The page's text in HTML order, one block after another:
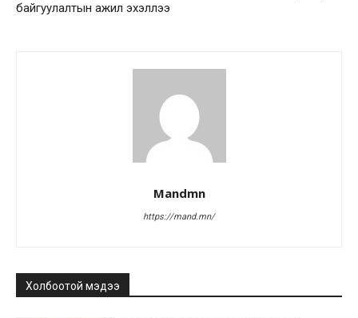
байгуулалтын ажил эхэллээ
Mandmn
https://mand.mn/
Холбоотой мэдээ